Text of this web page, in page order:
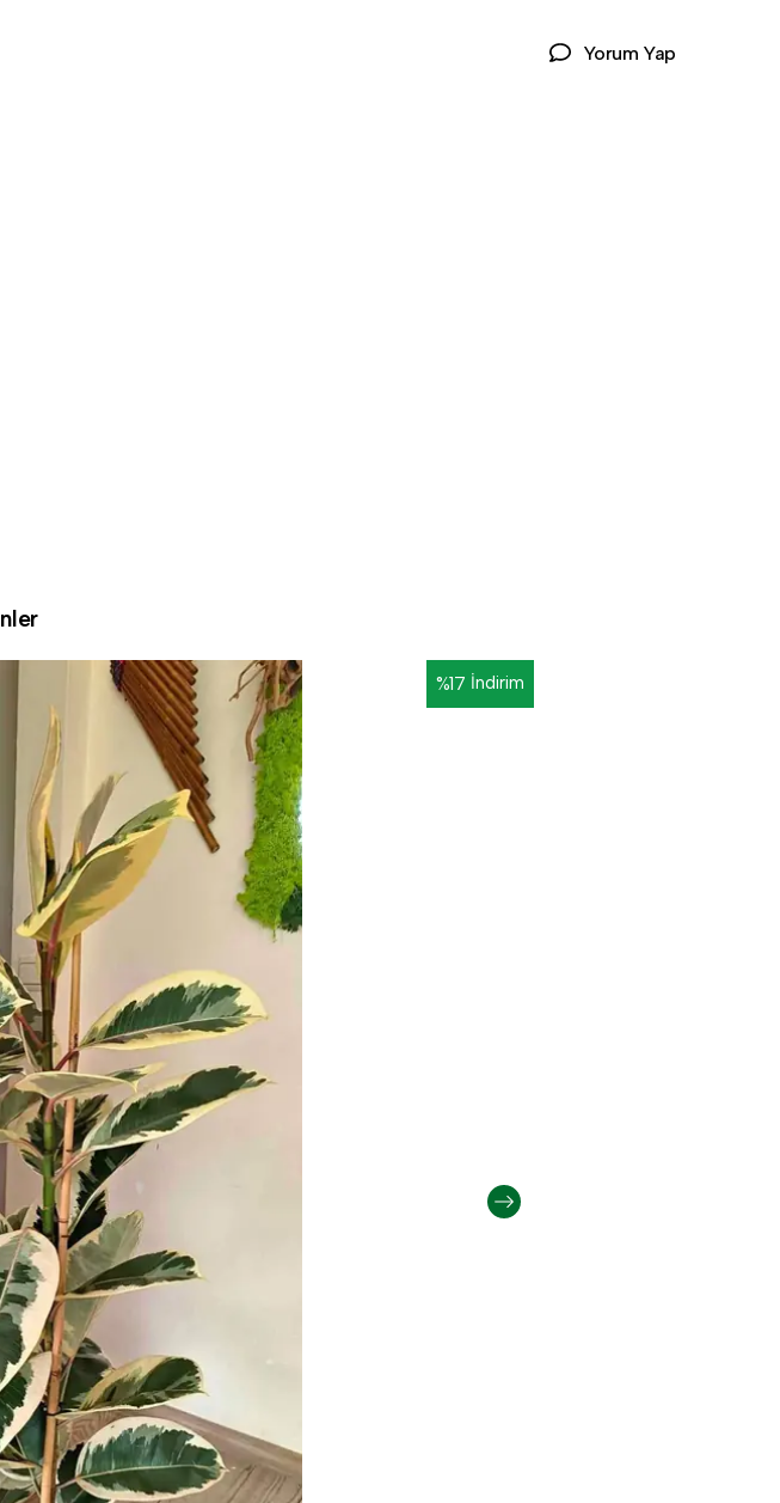
Yorum Yap
%17 İndirim